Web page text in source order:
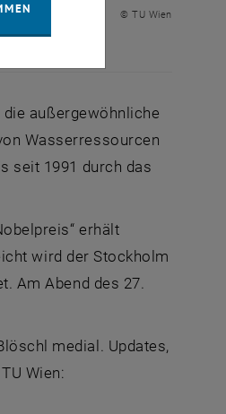
© TU Wien
außergewöhnliche
Wasserressourcen
seit 1991 durch das
erhält
wird der Stockholm
Am Abend des 27.
medial. Updates,
Wien: